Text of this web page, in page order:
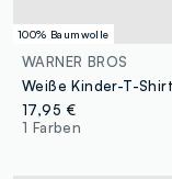
100% Baumwolle
WARNER BROS
17,95 €
1 Farben